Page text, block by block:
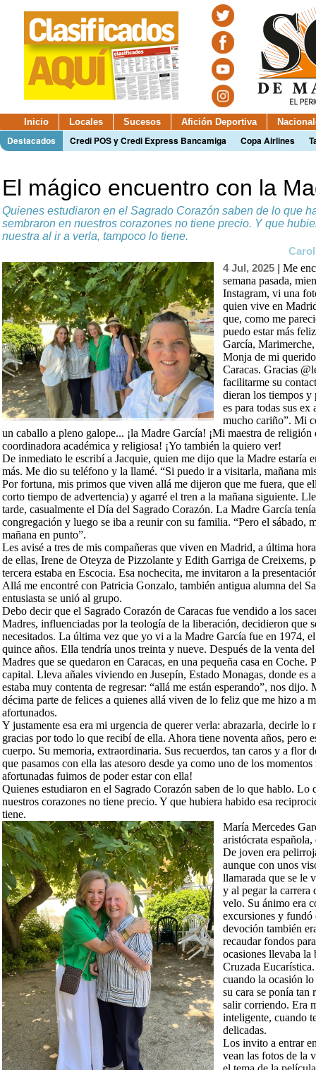
Inicio Locales Sucesos Afición Deportiva
Destacados Credi POS y Credi Express Bancamiga Copa Airlines
El mágico encuentro con la
Quienes estudiaron en el Sagrado Corazón saben de lo que
sembraron en nuestros corazones no tiene precio. Y que
nuestra al ir a verla, tampoco lo tiene.
4 Jul, 2025 | Me
semana pasada,
Instagram, vi una
quien vive en
que, como me
puedo estar más
García,
Monja de mi
Caracas. Gracias
facilitarme su
dieran los tiempos y
es para todas sus ex
mucho cariño”. Mi
un caballo a pleno galope... ¡la Madre García! ¡Mi maestra de
coordinadora académica y religiosa! ¡Yo también la quiero ver!
De inmediato le escribí a Jacquie, quien me dijo que la Madre estaría
más. Me dio su teléfono y la llamé. “Si puedo ir a visitarla, mañana
Por fortuna, mis primos que viven allá me dijeron que me fuera, que
corto tiempo de advertencia) y agarré el tren a la mañana siguiente.
tarde, casualmente el Día del Sagrado Corazón. La Madre García
congregación y luego se iba a reunir con su familia. “Pero el sábado,
mañana en punto”.
Les avisé a tres de mis compañeras que viven en Madrid, a última
de ellas, Irene de Oteyza de Pizzolante y Edith Garriga de Creixems,
tercera estaba en Escocia. Esa nochecita, me invitaron a la
Allá me encontré con Patricia Gonzalo, también antigua alumna del
entusiasta se unió al grupo.
Debo decir que el Sagrado Corazón de Caracas fue vendido a los
Madres, influenciadas por la teología de la liberación, decidieron que
necesitados. La última vez que yo vi a la Madre García fue en 1974,
quince años. Ella tendría unos treinta y nueve. Después de la venta
Madres que se quedaron en Caracas, en una pequeña casa en Coche.
capital. Lleva añales viviendo en Jusepín, Estado Monagas, donde es
estaba muy contenta de regresar: “allá me están esperando”, nos
décima parte de felices a quienes allá viven de lo feliz que me hizo a
afortunados.
Y justamente esa era mi urgencia de querer verla: abrazarla, decirle
gracias por todo lo que recibí de ella. Ahora tiene noventa años, pero
cuerpo. Su memoria, extraordinaria. Sus recuerdos, tan caros y a flor
que pasamos con ella las atesoro desde ya como uno de los
afortunadas fuimos de poder estar con ella!
Quienes estudiaron en el Sagrado Corazón saben de lo que hablo. Lo
nuestros corazones no tiene precio. Y que hubiera habido esa
tiene.
María Mercedes
aristócrata
De joven era
aunque con unos
llamarada que se le
y al pegar la carrera
velo. Su ánimo era
excursiones y fundó
devoción también
recaudar fondos
ocasiones llevaba la
Cruzada
cuando la ocasión
su cara se ponía
salir corriendo. Era
inteligente, cuando
delicadas.
Los invito a entrar
vean las fotos de la